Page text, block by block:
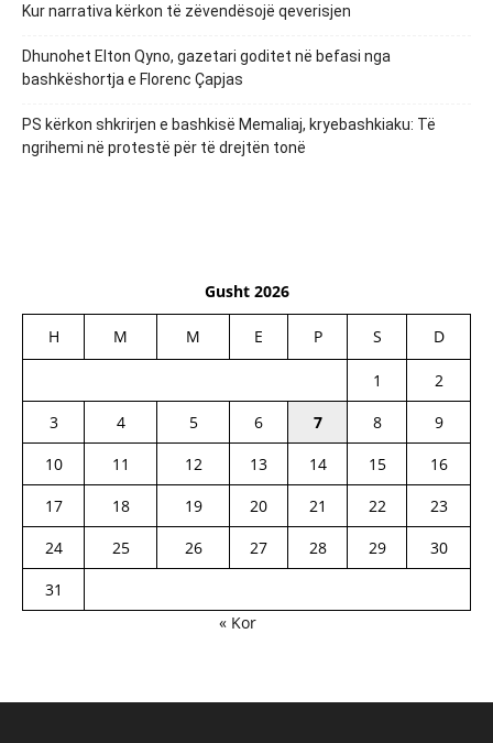
Kur narrativa kërkon të zëvendësojë qeverisjen
Dhunohet Elton Qyno, gazetari goditet në befasi nga
bashkëshortja e Florenc Çapjas
PS kërkon shkrirjen e bashkisë Memaliaj, kryebashkiaku: Të
ngrihemi në protestë për të drejtën tonë
Gusht 2026
H M M E P S D
1
2
3
4 5 6 7 8
9
10
11 12 13 14 15
16
17
18 19 20 21 22
23
24
25 26 27 28 29
30
31
« Kor